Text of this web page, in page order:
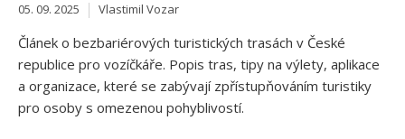
05. 09. 2025 Vlastimil Vozar
Článek o bezbariérových turistických trasách v České
republice pro vozíčkáře. Popis tras, tipy na výlety, aplikace
a organizace, které se zabývají zpřístupňováním turistiky
pro osoby s omezenou pohyblivostí.